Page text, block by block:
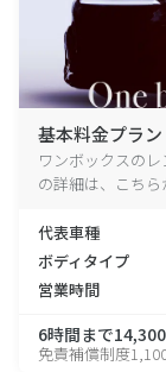
基本料金プラン
ワンボックスの
の詳細は、こちら
代表車種
ボディタイプ
営業時間
6時間まで
免責補償制度